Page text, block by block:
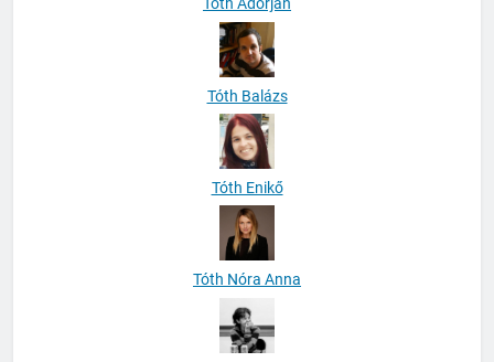
Tóth Balázs
Tóth Enikő
Tóth Nóra Anna
Turóczi Ildikó